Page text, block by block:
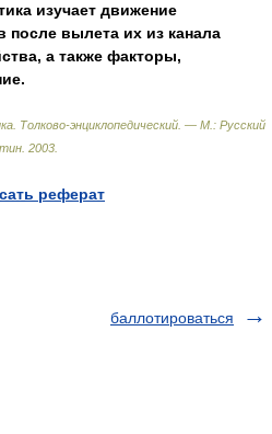
изучает движение
после вылета их из канала
, а также факторы,
Толково-энциклопедический. — М.: Русский
2003
реферат
баллотироваться